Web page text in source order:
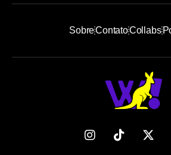
SobreContatoCollabs